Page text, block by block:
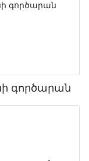
գործարան